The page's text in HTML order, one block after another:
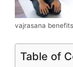
vajrasana benefits
Table of